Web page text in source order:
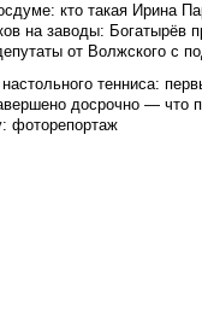
кто такая Ирина
на заводы: Богатырёв
от Волжского с
тенниса:
досрочно — что
фоторепортаж